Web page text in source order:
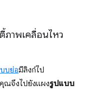
ภาพเคลื่อนไหว
บย่อมีลิงก์ไป
ณจึงไปยังแผงรูปแบบ